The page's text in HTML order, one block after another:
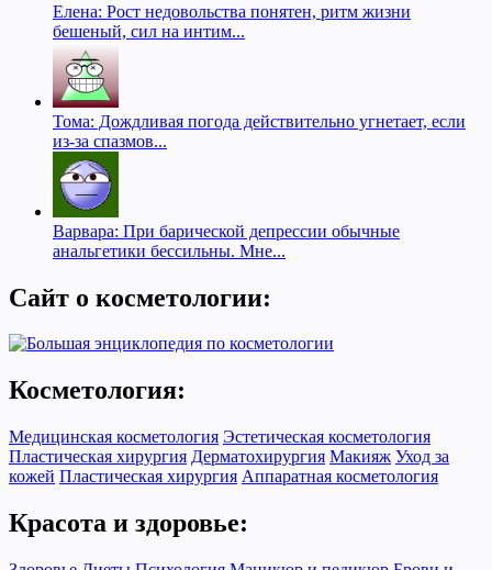
Елена: Рост недовольства понятен, ритм жизни
бешеный, сил на интим...
Тома: Дождливая погода действительно угнетает, если
из-за спазмов...
Варвара: При барической депрессии обычные
анальгетики бессильны. Мне...
Сайт о косметологии:
Косметология:
Медицинская косметология Эстетическая косметология
Пластическая хирургия Дерматохирургия Макияж Уход за
кожей Пластическая хирургия Аппаратная косметология
Красота и здоровье: